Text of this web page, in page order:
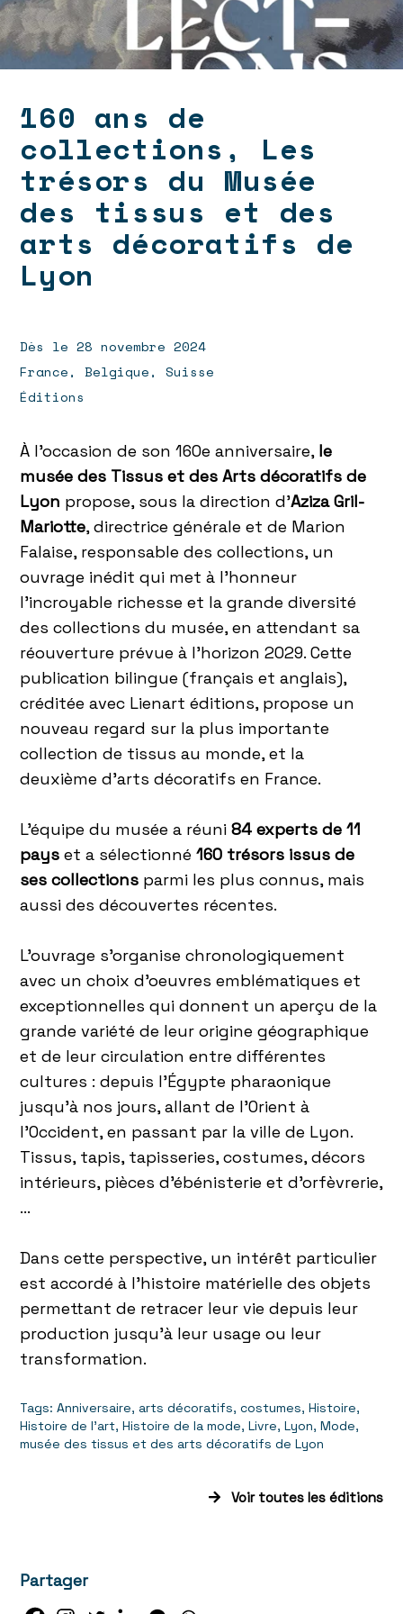
160 ans de
collections, Les
trésors du Musée
des tissus et des
arts décoratifs de
Lyon
Dès le 28 novembre 2024
France, Belgique, Suisse
Éditions
À l’occasion de son 160e anniversaire, le
musée des Tissus et des Arts décoratifs de
Lyon propose, sous la direction d’Aziza Gril-
Mariotte, directrice générale et de Marion
Falaise, responsable des collections, un
ouvrage inédit qui met à l’honneur
l’incroyable richesse et la grande diversité
des collections du musée, en attendant sa
réouverture prévue à l’horizon 2029. Cette
publication bilingue (français et anglais),
créditée avec Lienart éditions, propose un
nouveau regard sur la plus importante
collection de tissus au monde, et la
deuxième d’arts décoratifs en France.
L’équipe du musée a réuni84 experts de 11
pays et a sélectionné160 trésors issus de
ses collections parmi les plus connus, mais
aussi des découvertes récentes.
L’ouvrage s’organise chronologiquement
avec un choix d’oeuvres emblématiques et
exceptionnelles qui donnent un aperçu de la
grande variété de leur origine géographique
et de leur circulation entre différentes
cultures : depuis l’Égypte pharaonique
jusqu’à nos jours, allant de l’Orient à
l’Occident, en passant par la ville de Lyon.
Tissus, tapis, tapisseries, costumes, décors
intérieurs, pièces d’ébénisterie et d’orfèvrerie,
…
Dans cette perspective, un intérêt particulier
est accordé à l’histoire matérielle des objets
permettant de retracer leur vie depuis leur
production jusqu’à leur usage ou leur
transformation.
Tags:Anniversaire, arts décoratifs, costumes, Histoire,
Histoire de l'art, Histoire de la mode, Livre, Lyon, Mode,
musée des tissus et des arts décoratifs de Lyon
Voir toutes les éditions
Partager